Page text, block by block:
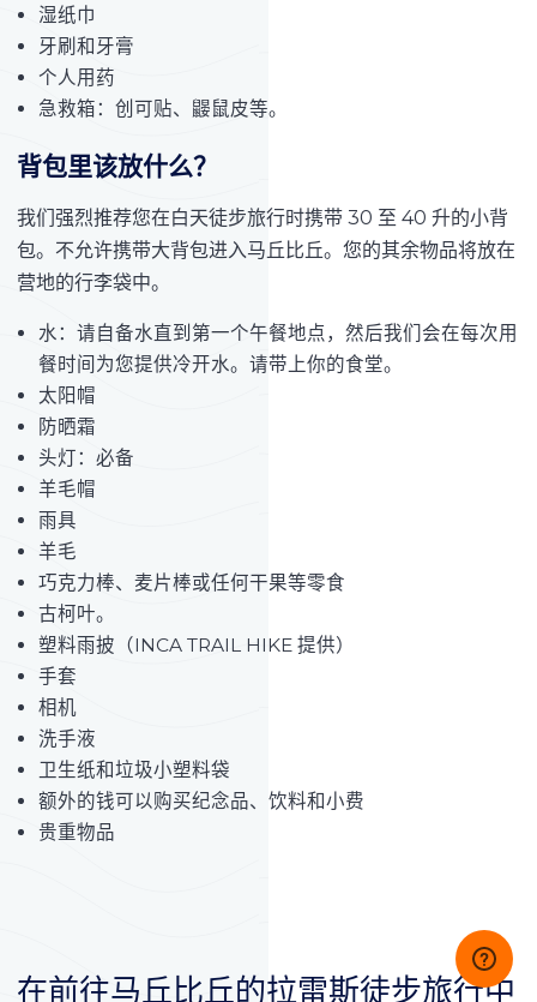
湿纸巾
牙刷和牙膏
个人用药
急救箱：创可贴、鼹鼠皮等。
背包里该放什么？
我们强烈推荐您在白天徒步旅行时携带 30 至 40 升的小背
包。不允许携带大背包进入马丘比丘。您的其余物品将放在
营地的行李袋中。
水：请自备水直到第一个午餐地点，然后我们会在每次用
餐时间为您提供冷开水。请带上你的食堂。
太阳帽
防晒霜
头灯：必备
羊毛帽
雨具
羊毛
巧克力棒、麦片棒或任何干果等零食
古柯叶。
塑料雨披（INCA TRAIL HIKE 提供）
手套
相机
洗手液
卫生纸和垃圾小塑料袋
额外的钱可以购买纪念品、饮料和小费
贵重物品
在前往马丘比丘的拉雷斯徒步旅行中